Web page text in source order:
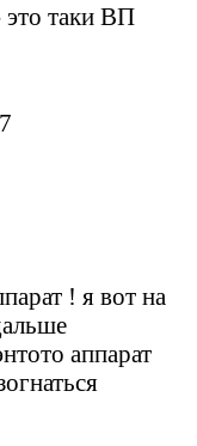
таки ВП
! я вот на
аппарат